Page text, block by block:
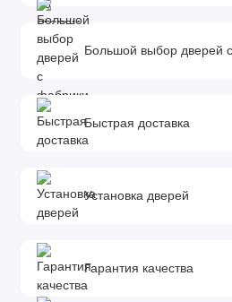
Размеры доборов -
200x10х2070 мм.
*Добор - элемент комплектации
необходимый для обрамления
устанавливается в том случае,
превышает ширину дверной
Большой выбор дверей
Быстрая доставка
Установка дверей
Гарантия качества